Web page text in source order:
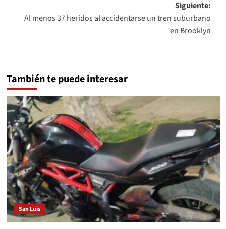
Siguiente:
Al menos 37 heridos al accidentarse un tren suburbano
en Brooklyn
También te puede interesar
San Luis